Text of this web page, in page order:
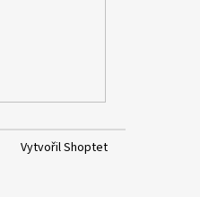
Vytvořil Shoptet